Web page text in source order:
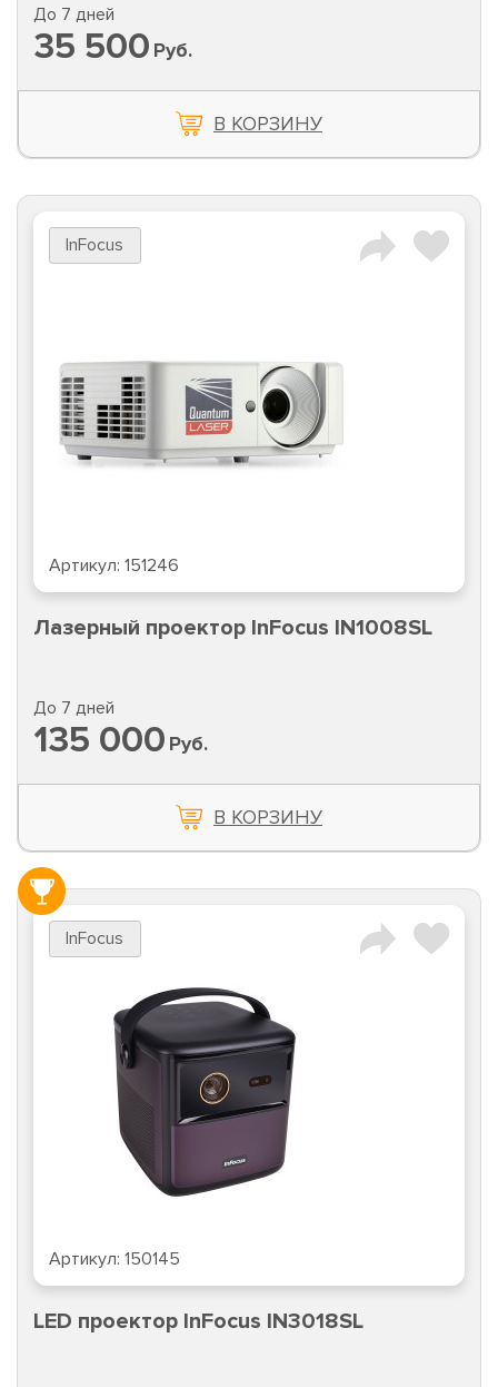
До 7 дней
35 500 Руб.
В КОРЗИНУ
InFocus
Артикул: 151246
Лазерный проектор InFocus IN1008SL
До 7 дней
135 000 Руб.
В КОРЗИНУ
InFocus
Артикул: 150145
LED проектор InFocus IN3018SL